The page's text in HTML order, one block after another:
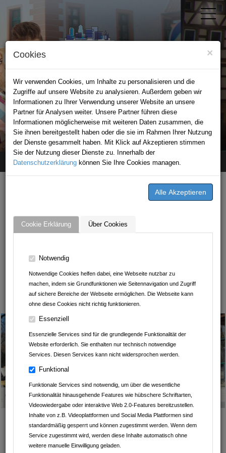
×
Cookies
Wir verwenden Cookies, um Inhalte zu personalisieren und die
Zugriffe auf unsere Website zu analysieren. Außerdem geben wir
Informationen zu Ihrer Verwendung unserer Website an unsere
Partner für Analysen weiter. Unsere Partner führen diese
Informationen möglicherweise mit weiteren Daten zusammen, die
Sie ihnen bereitgestellt haben oder die sie im Rahmen Ihrer Nutzung
der Dienste gesammelt haben. Mit Klick auf Akzeptieren stimmen
Sie der Nutzung dieser Dienste zu. Innerhalb der
Datenschutzerklärung können Sie Ihre Cookies managen.
Cookie Erklärung Über Cookies
Notwendig
Notwendige Cookies helfen dabei, eine Webseite nutzbar zu
machen, indem sie Grundfunktionen wie Seitennavigation und Zugriff
auf sichere Bereiche der Webseite ermöglichen. Die Webseite kann
ohne diese Cookies nicht richtig funktionieren.
Essenziell
Essenzielle Services sind für die grundlegende Funktionalität der
Website erforderlich. Sie enthalten nur technisch notwendige
Services. Diesen Services kann nicht widersprochen werden.
Funktional
Funktionale Services sind notwendig, um über die wesentliche
Funktionalität hinausgehende Features wie hübschere Schriftarten,
Videowiedergabe oder interaktive Web 2.0-Features bereitzustellen.
Inhalte von z.B. Videoplattformen und Social Media Plattformen sind
standardmäßig gesperrt und können zugestimmt werden. Wenn dem
Service zugestimmt wird, werden diese Inhalte automatisch ohne
weitere manuelle Einwilligung geladen.
STADTPORTAL EPPINGEN
Home News Verleihung des Fair Family-Siegels
Fahrschule Florian Leichtle
La Kiosk
Outdoor Outlet
Geschrieben am16.03.2025vonLeintalzoo Schwaigern
Auszeichnung für
Familienfreundlichkeit
VERLEIHUNG DES